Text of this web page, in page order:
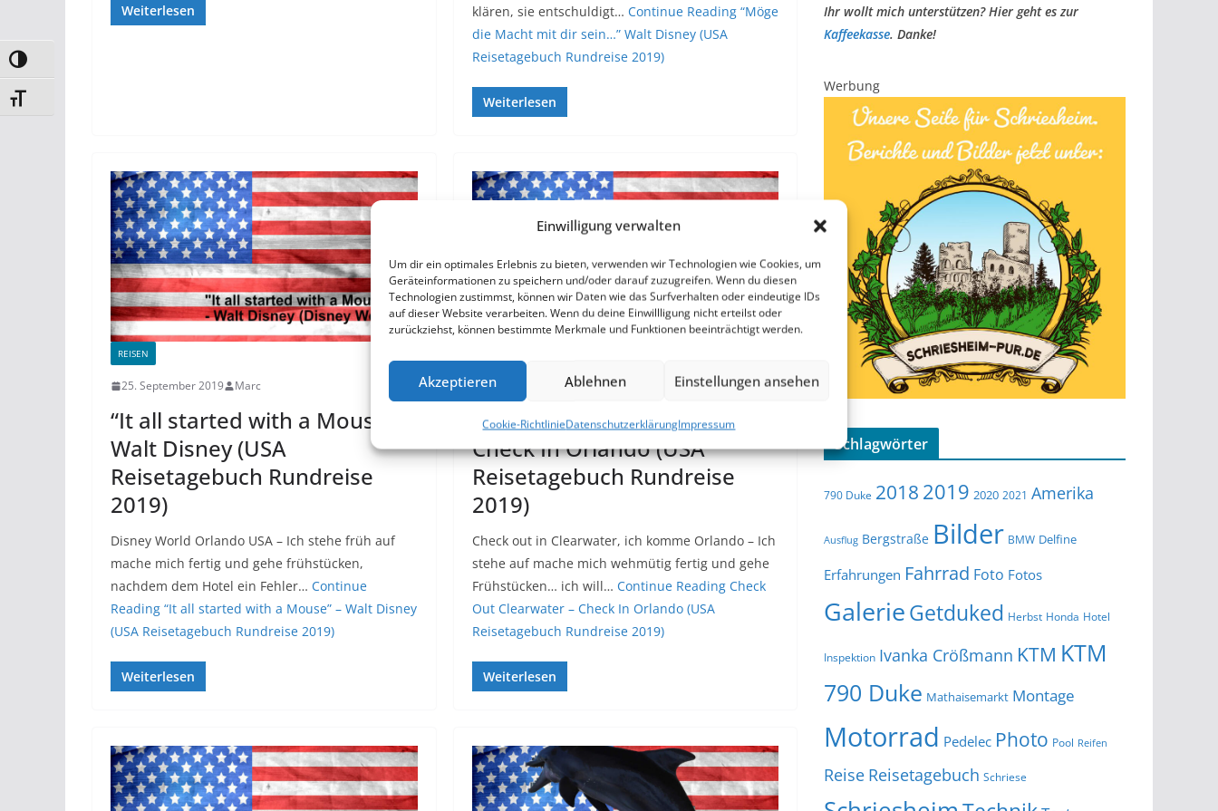
Einwilligung verwalten
Um dir ein optimales Erlebnis zu bieten, verwenden wir Technologien wie Cookies, um
Geräteinformationen zu speichern und/oder darauf zuzugreifen. Wenn du diesen
Technologien zustimmst, können wir Daten wie das Surfverhalten oder eindeutige IDs
auf dieser Website verarbeiten. Wenn du deine Einwillligung nicht erteilst oder
zurückziehst, können bestimmte Merkmale und Funktionen beeinträchtigt werden.
Akzeptieren Ablehnen Einstellungen ansehen
Cookie-RichtlinieDatenschutzerklärungImpressum
Umschalten auf hohe Kontraste
Schrift vergrößern
Weiterlesen
klären, sie entschuldigt… Continue Reading“Möge
die Macht mit dir sein…” Walt Disney (USA
Reisetagebuch Rundreise 2019)
Weiterlesen
REISEN
25. September 2019 Marc
“It all started with a Mouse” –
Walt Disney (USA
Reisetagebuch Rundreise
2019)
Disney World Orlando USA – Ich stehe früh auf
mache mich fertig und gehe frühstücken,
nachdem dem Hotel ein Fehler… Continue
Reading “It all started with a Mouse” – Walt Disney
(USA Reisetagebuch Rundreise 2019)
Weiterlesen
24. September 2019 Marc
Check Out Clearwater –
Check In Orlando (USA
Reisetagebuch Rundreise
2019)
Check out in Clearwater, ich komme Orlando – Ich
stehe auf mache mich wehmütig fertig und gehe
Frühstücken… ich will… Continue ReadingCheck
Out Clearwater – Check In Orlando (USA
Reisetagebuch Rundreise 2019)
Weiterlesen
Ihr wollt mich unterstützen? Hier geht es zur
Kaffeekasse. Danke!
Werbung
Schlagwörter
790 Duke 2018 2019 2020 2021 Amerika
Ausflug Bergstraße Bilder BMW Delfine
Erfahrungen Fahrrad Foto Fotos
GalerieGetduked Herbst Honda Hotel
Inspektion Ivanka Crößmann KTM KTM
790 Duke Mathaisemarkt Montage
Motorrad Pedelec Photo Pool Reifen
Reise Reisetagebuch Schriese